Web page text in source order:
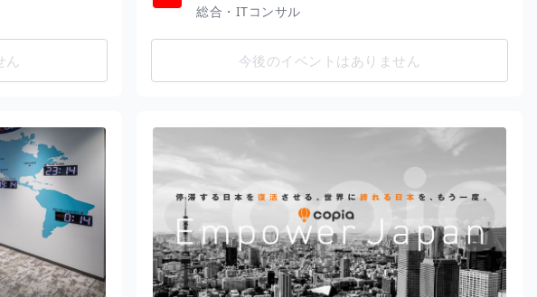
ん
総合・ITコンサル
今後のイベントはありません